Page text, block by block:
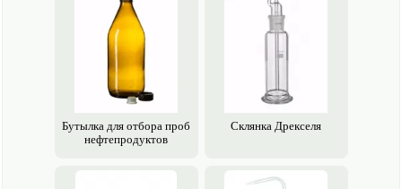
Бутылка для отбора проб
нефте­продуктов
Склянка Дрекселя